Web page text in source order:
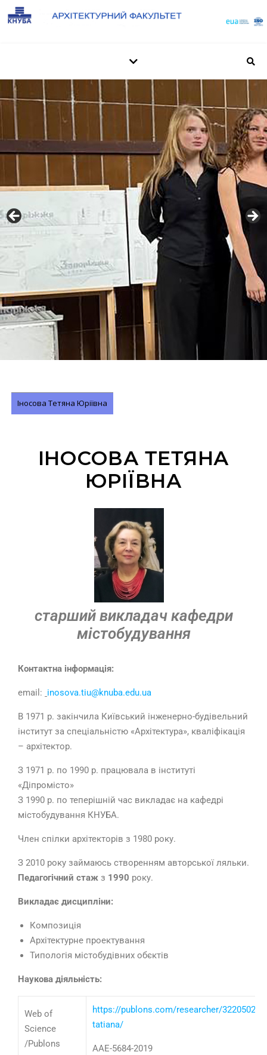
Іносова Тетяна Юріївна
ІНОСОВА ТЕТЯНА
ЮРІЇВНА
старший викладач кафедри
містобудування
Контактна інформація:
email: inosova.tiu@knuba.edu.ua
В 1971 р. закінчила Київський інженерно-будівельний
інститут за спеціальністю «Архітектура», кваліфікація
– архітектор.
З 1971 р. по 1990 р. працювала в інституті
«Діпромісто»
З 1990 р. по теперішній час викладає на кафедрі
містобудування КНУБА.
Член спілки архітекторів з 1980 року.
З 2010 року займаюсь створенням авторської ляльки.
Педагогічний стаж з 1990 року.
Викладає дисципліни:
Композиція
Архітектурне проектування
Типологія містобудівних обєктів
Наукова діяльність:
Web of
Science
/Publons
https://publons.com/researcher/3220502/
tatiana/
AAE-5684-2019